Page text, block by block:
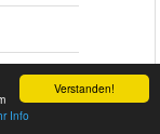
Verstanden!
Info